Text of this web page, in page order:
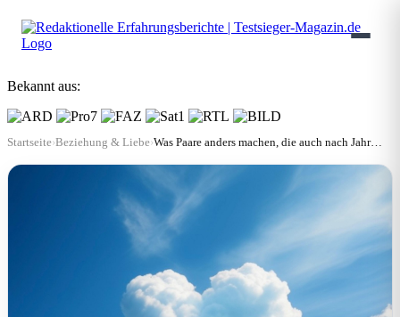
Bekannt aus:
Startseite›Beziehung & Liebe› Was Paare anders machen, die auch nach Jahren noch zusammen sind | Testsieger-Magazin